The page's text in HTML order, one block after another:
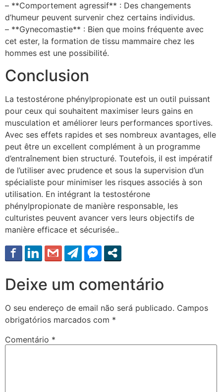
– **Comportement agressif** : Des changements
d’humeur peuvent survenir chez certains individus.
– **Gynecomastie** : Bien que moins fréquente avec
cet ester, la formation de tissu mammaire chez les
hommes est une possibilité.
Conclusion
La testostérone phénylpropionate est un outil puissant
pour ceux qui souhaitent maximiser leurs gains en
musculation et améliorer leurs performances sportives.
Avec ses effets rapides et ses nombreux avantages, elle
peut être un excellent complément à un programme
d’entraînement bien structuré. Toutefois, il est impératif
de l’utiliser avec prudence et sous la supervision d’un
spécialiste pour minimiser les risques associés à son
utilisation. En intégrant la testostérone
phénylpropionate de manière responsable, les
culturistes peuvent avancer vers leurs objectifs de
manière efficace et sécurisée..
Deixe um comentário
O seu endereço de email não será publicado. Campos
obrigatórios marcados com *
Comentário *